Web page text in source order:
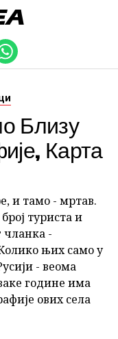
Близу
Карта
и тамо - мртав.
туриста и
чланка -
њих само у
- веома
године има
ових села